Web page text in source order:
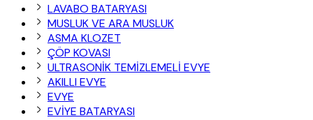
LAVABO BATARYASI
MUSLUK VE ARA MUSLUK
ASMA KLOZET
ÇÖP KOVASI
ULTRASONİK TEMİZLEMELİ EVYE
AKILLI EVYE
EVYE
EVİYE BATARYASI